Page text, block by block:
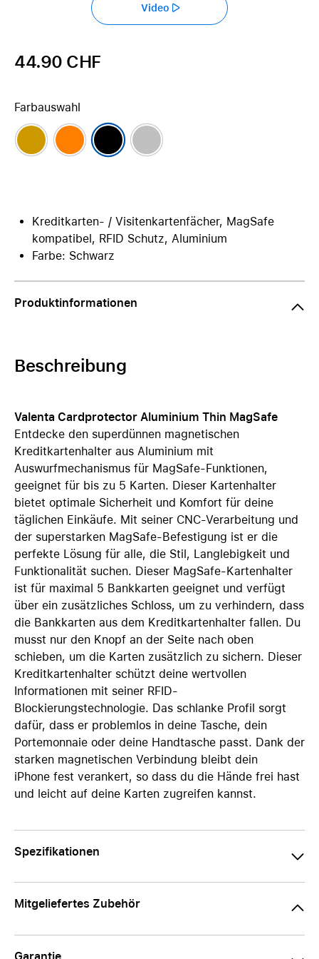
Video
44.90 CHF
Farbauswahl
Kreditkarten- / Visitenkartenfächer, MagSafe
kompatibel, RFID Schutz, Aluminium
Farbe: Schwarz
Produktinformationen
Beschreibung
Valenta Cardprotector Aluminium Thin MagSafe
Entdecke den superdünnen magnetischen
Kreditkartenhalter aus Aluminium mit
Auswurfmechanismus für MagSafe-Funktionen,
geeignet für bis zu 5 Karten. Dieser Kartenhalter
bietet optimale Sicherheit und Komfort für deine
täglichen Einkäufe. Mit seiner CNC-Verarbeitung und
der superstarken MagSafe-Befestigung ist er die
perfekte Lösung für alle, die Stil, Langlebigkeit und
Funktionalität suchen. Dieser MagSafe-Kartenhalter
ist für maximal 5 Bankkarten geeignet und verfügt
über ein zusätzliches Schloss, um zu verhindern, dass
die Bankkarten aus dem Kreditkartenhalter fallen. Du
musst nur den Knopf an der Seite nach oben
schieben, um die Karten zusätzlich zu sichern. Dieser
Kreditkartenhalter schützt deine wertvollen
Informationen mit seiner RFID-
Blockierungstechnologie. Das schlanke Profil sorgt
dafür, dass er problemlos in deine Tasche, dein
Portemonnaie oder deine Handtasche passt. Dank der
starken magnetischen Verbindung bleibt dein
iPhone fest verankert, so dass du die Hände frei hast
und leicht auf deine Karten zugreifen kannst.
Spezifikationen
Mitgeliefertes Zubehör